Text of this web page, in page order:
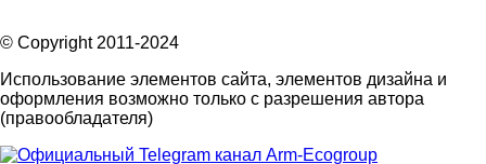
© Copyright 2011-2024
Использование элементов сайта, элементов дизайна и
оформления возможно только с разрешения автора
(правообладателя)